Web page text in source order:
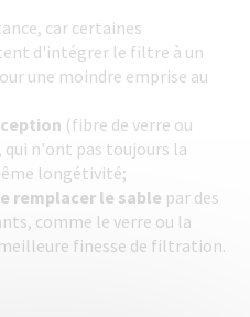
car certaines
d'intégrer le filtre à un
une moindre emprise au
(fibre de verre ou
n'ont pas toujours la
longétivité;
remplacer le sable par des
comme le verre ou la
finesse de filtration.